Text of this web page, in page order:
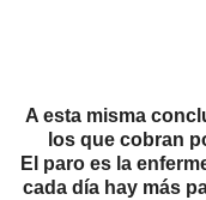
A esta misma
los que cobran
El paro es la
cada día hay más